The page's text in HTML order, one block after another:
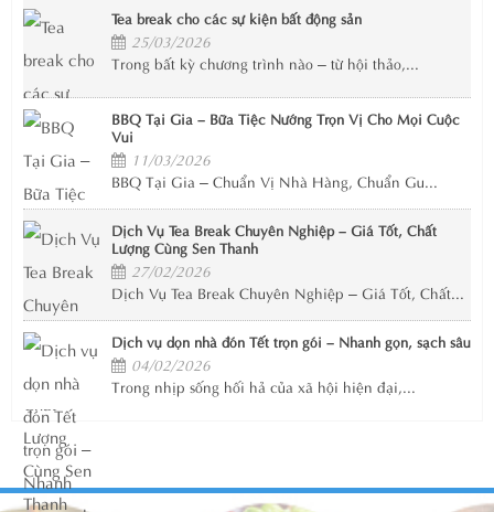
Tea break cho các sự kiện bất động sản
25/03/2026
Trong bất kỳ chương trình nào – từ hội thảo,...
BBQ Tại Gia – Bữa Tiệc Nướng Trọn Vị Cho Mọi Cuộc
Vui
11/03/2026
BBQ Tại Gia – Chuẩn Vị Nhà Hàng, Chuẩn Gu...
Dịch Vụ Tea Break Chuyên Nghiệp – Giá Tốt, Chất
Lượng Cùng Sen Thanh
27/02/2026
Dịch Vụ Tea Break Chuyên Nghiệp – Giá Tốt, Chất...
Dịch vụ dọn nhà đón Tết trọn gói – Nhanh gọn, sạch sâu
04/02/2026
Trong nhịp sống hối hả của xã hội hiện đại,...